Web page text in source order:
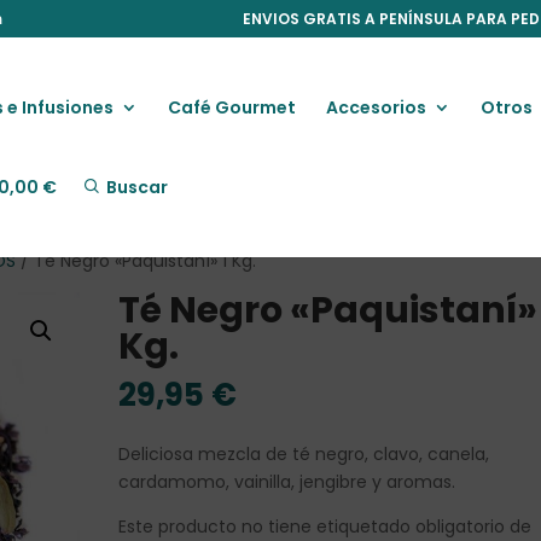
ENVIOS GRATIS A PENÍNSULA PARA
e Infusiones Café Gourmet Accesorios Otros
0,00 € Buscar
/ Té Negro «Paquistaní» 1 Kg.
Té Negro «Paquistaní»
Kg.
29,95 €
Deliciosa mezcla de té negro, clavo, canela,
cardamomo, vainilla, jengibre y aromas.
Este producto no tiene etiquetado obligatorio de